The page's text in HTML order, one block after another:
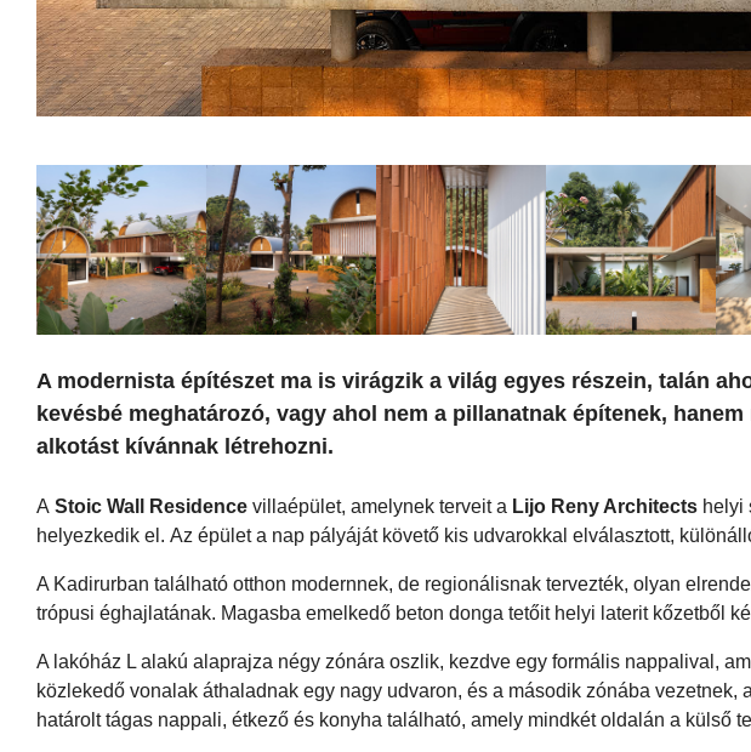
A modernista építészet ma is virágzik a világ egyes részein, talán
kevésbé meghatározó, vagy ahol nem a pillanatnak építenek,
alkotást kívánnak létrehozni.
A Stoic Wall Residence villaépület, amelynek terveit a Lijo Reny Architects helyi
helyezkedik el. Az épület a nap pályáját követő kis udvarokkal elválasztott,
A Kadirurban található otthon modernnek, de regionálisnak tervezték, olyan
trópusi éghajlatának. Magasba emelkedő beton donga tetőit helyi laterit kőzetből
A lakóház L alakú alaprajza négy zónára oszlik, kezdve egy formális nappalival,
közlekedő vonalak áthaladnak egy nagy udvaron, és a második zónába vezetnek,
határolt tágas nappali, étkező és konyha található, amely mindkét oldalán a külső